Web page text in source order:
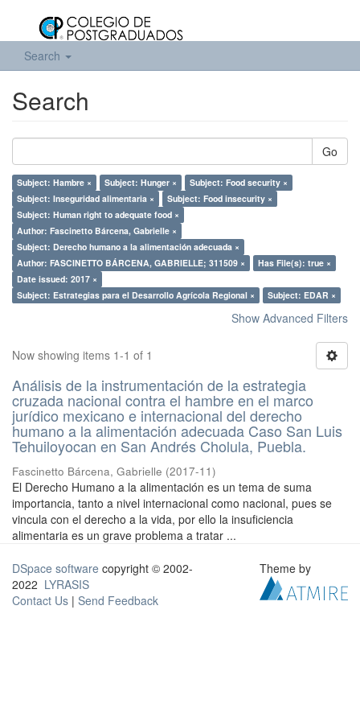
Search
Search
Go
Subject: Hambre × Subject: Hunger ×
Subject: Food security ×
Subject: Inseguridad alimentaria ×
Subject: Food insecurity ×
Subject: Human right to adequate food ×
Author: Fascinetto Bárcena, Gabrielle ×
Subject: Derecho humano a la alimentación adecuada ×
Author: FASCINETTO BÁRCENA, GABRIELLE; 311509 ×
Has File(s): true ×
Date issued: 2017 ×
Subject: Estrategias para el Desarrollo Agrícola Regional ×
Subject: EDAR ×
Show Advanced Filters
Now showing items 1-1 of 1
Análisis de la instrumentación de la estrategia
cruzada nacional contra el hambre en el marco
jurídico mexicano e internacional del derecho
humano a la alimentación adecuada Caso San Luis
Tehuiloyocan en San Andrés Cholula, Puebla.
Fascinetto Bárcena, Gabrielle (2017-11)
El Derecho Humano a la alimentación es un tema de suma
importancia, tanto a nivel internacional como nacional, pues se
vincula con el derecho a la vida, por ello la insuficiencia
alimentaria es un grave problema a tratar ...
DSpace software copyright © 2002-
2022 LYRASIS
Contact Us | Send Feedback
Theme by